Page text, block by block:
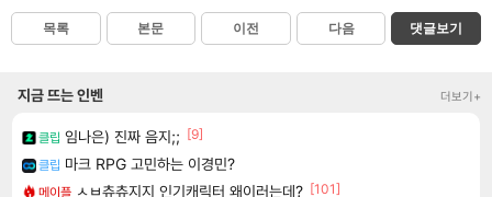
목록 본문 이전 다음 댓글보기
지금 뜨는 인벤 더보기+
클립 임나은) 진짜 음지;; [9]
클립 마크 RPG 고민하는 이경민?
메이플 ㅅㅂ츄츄지지 인기캐릭터 왜이러는데? [101]